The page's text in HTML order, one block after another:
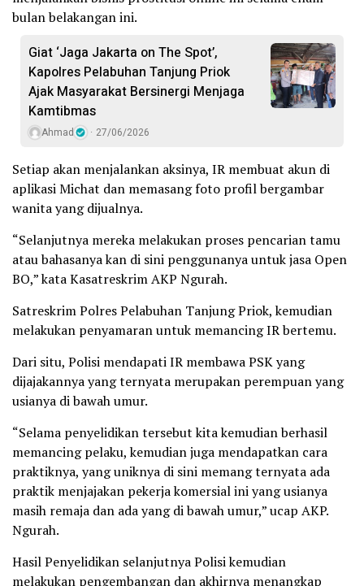
bulan belakangan ini.
Giat ‘Jaga Jakarta on The Spot’,
Kapolres Pelabuhan Tanjung Priok
Ajak Masyarakat Bersinergi Menjaga
Kamtibmas
Ahmad 27/06/2026
Setiap akan menjalankan aksinya, IR membuat akun di
aplikasi Michat dan memasang foto profil bergambar
wanita yang dijualnya.
“Selanjutnya mereka melakukan proses pencarian tamu
atau bahasanya kan di sini penggunanya untuk jasa Open
BO,” kata Kasatreskrim AKP Ngurah.
Satreskrim Polres Pelabuhan Tanjung Priok, kemudian
melakukan penyamaran untuk memancing IR bertemu.
Dari situ, Polisi mendapati IR membawa PSK yang
dijajakannya yang ternyata merupakan perempuan yang
usianya di bawah umur.
“Selama penyelidikan tersebut kita kemudian berhasil
memancing pelaku, kemudian juga mendapatkan cara
praktiknya, yang uniknya di sini memang ternyata ada
praktik menjajakan pekerja komersial ini yang usianya
masih remaja dan ada yang di bawah umur,” ucap AKP.
Ngurah.
Hasil Penyelidikan selanjutnya Polisi kemudian
melakukan pengembangan dan akhirnya menangkap